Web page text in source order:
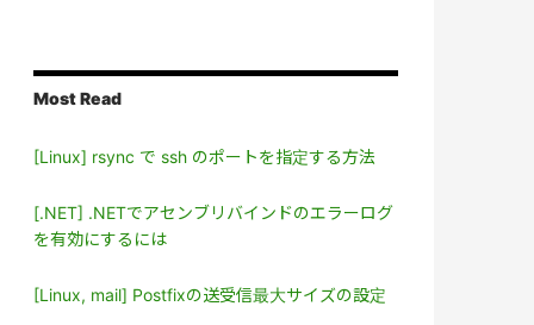
Most Read
[Linux] rsync で ssh のポートを指定する方法
[.NET] .NETでアセンブリバインドのエラーログ
を有効にするには
[Linux, mail] Postfixの送受信最大サイズの設定